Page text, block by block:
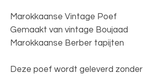
Marokkaanse Vintage Poef
Gemaakt van vintage Boujaad
Marokkaanse Berber tapijten
Deze poef wordt geleverd zonder